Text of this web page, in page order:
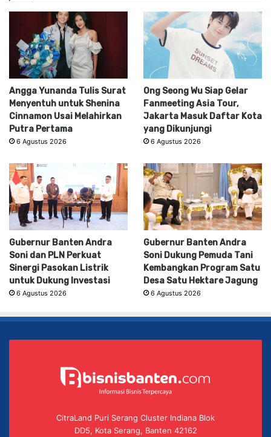
Angga Yunanda Tulis Surat
Menyentuh untuk Shenina
Cinnamon Usai Melahirkan
Putra Pertama
6 Agustus 2026
Ong Seong Wu Siap Gelar
Fanmeeting Asia Tour,
Jakarta Masuk Daftar Kota
yang Dikunjungi
6 Agustus 2026
Gubernur Banten Andra
Soni dan PLN Perkuat
Sinergi Pasokan Listrik
untuk Dukung Investasi
6 Agustus 2026
Gubernur Banten Andra
Soni Dukung Pemuda Tani
Kembangkan Program Satu
Desa Satu Hektare Jagung
6 Agustus 2026
CitraLand Puri Serang Cluster Indiana Blok
DD5, Kota Serang, Banten 42162